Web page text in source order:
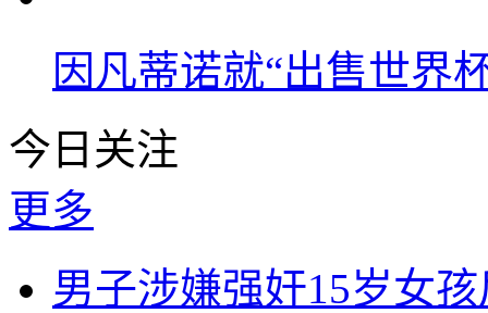
因凡蒂诺就“出售世界
今日关注
更多
男子涉嫌强奸15岁女